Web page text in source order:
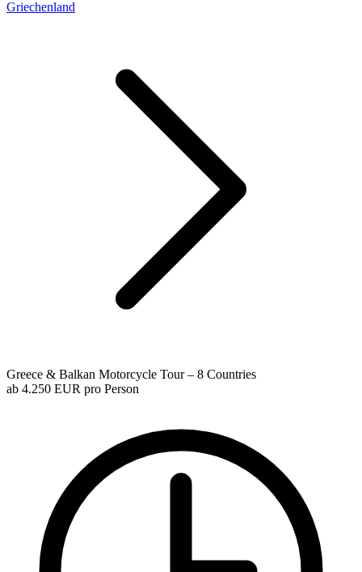
Griechenland
Greece & Balkan Motorcycle Tour – 8 Countries
ab 4.250 EUR pro Person